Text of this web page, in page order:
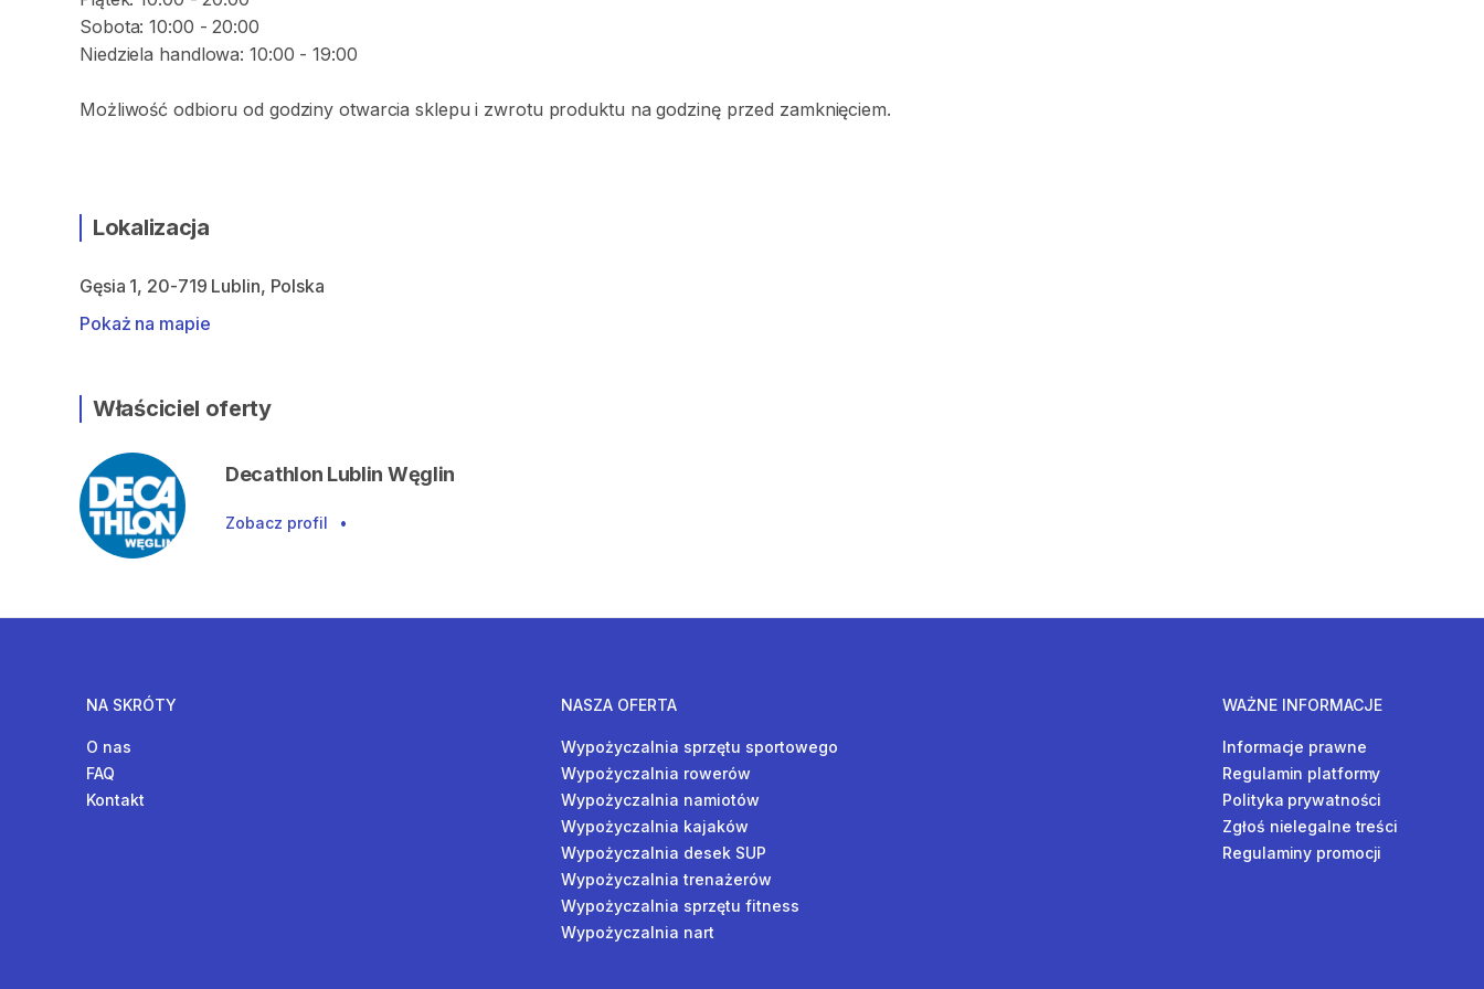
Sobota: 10:00 - 20:00
Niedziela handlowa: 10:00 - 19:00
Możliwość odbioru od godziny otwarcia sklepu i zwrotu produktu na godzinę przed zamknięciem.
Lokalizacja
Gęsia 1, 20-719 Lublin, Polska
Pokaż na mapie
Właściciel oferty
Decathlon Lublin Węglin
Zobacz profil •
NA SKRÓTY
O nas
FAQ
Kontakt
NASZA OFERTA
Wypożyczalnia sprzętu sportowego
Wypożyczalnia rowerów
Wypożyczalnia namiotów
Wypożyczalnia kajaków
Wypożyczalnia desek SUP
Wypożyczalnia trenażerów
Wypożyczalnia sprzętu fitness
Wypożyczalnia nart
WAŻNE INFORMACJE
Informacje prawne
Regulamin platformy
Polityka prywatności
Zgłoś nielegalne treści
Regulaminy promocji